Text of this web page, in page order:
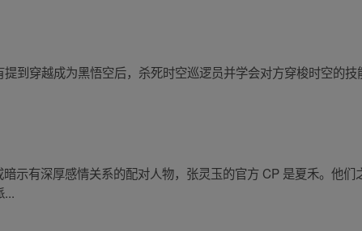
到穿越成为黑悟空后，杀死时空巡逻员并学会对方穿梭时空的技
示有深厚感情关系的配对人物，张灵玉的官方 CP 是夏禾。他们
...